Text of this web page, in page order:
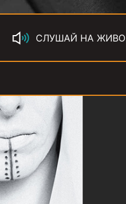
СЛУШАЙ НА ЖИВО